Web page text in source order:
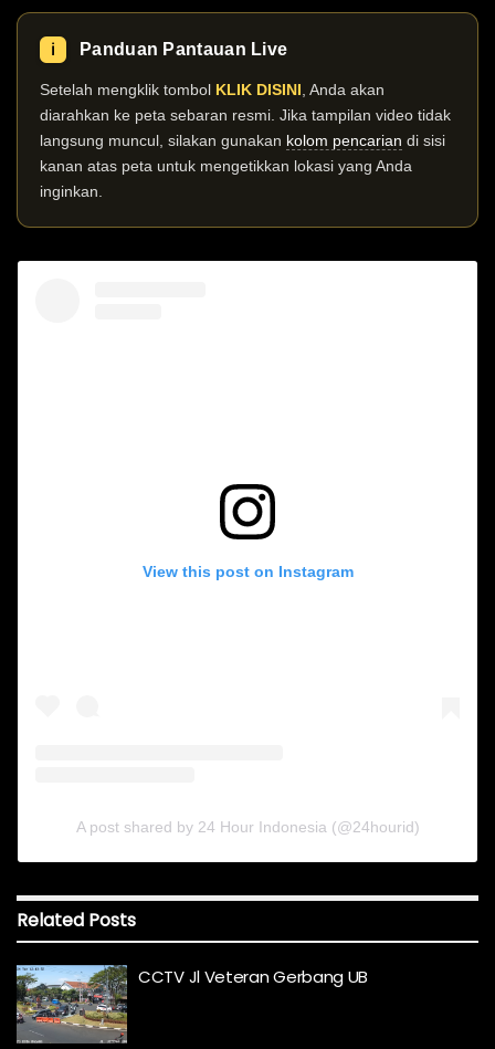
ℹ️ Panduan Pantauan Live
Setelah mengklik tombol KLIK DISINI , Anda akan
diarahkan ke peta sebaran resmi. Jika tampilan video tidak
langsung muncul, silakan gunakan kolom pencarian di sisi
kanan atas peta untuk mengetikkan lokasi yang Anda
inginkan.
View this post on Instagram
A post shared by 24 Hour Indonesia (@24hourid)
Related Posts
CCTV Jl Veteran Gerbang UB